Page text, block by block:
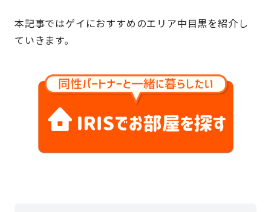
本記事ではゲイにおすすめのエリア中目黒を紹介し
ていきます。